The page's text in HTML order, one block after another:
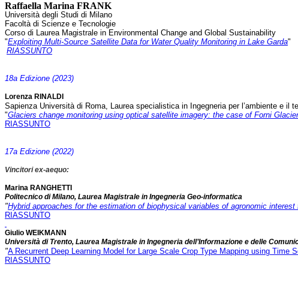
Raffaella Marina FRANK
Università degli Studi di Milano
Facoltà di Scienze e Tecnologie
Corso di Laurea Magistrale in Environmental Change and Global Sustainability
"Exploiting Multi-Source Satellite Data for Water Quality Monitoring in Lake Garda"
RIASSUNTO
18a Edizione (2023)
Lorenza RINALDI
Sapienza Università di Roma, Laurea specialistica in Ingegneria per l’ambiente e il
"Glaciers change monitoring using optical satellite imagery: the case of Forni Glacier
RIASSUNTO
17a Edizione (2022)
Vincitori ex-aequo:
Marina RANGHETTI
Politecnico di Milano, Laurea Magistrale in Ingegneria Geo-informatica
"Hybrid approaches for the estimation of biophysical variables of agronomic
RIASSUNTO
Giulio WEIKMANN
Università di Trento, Laurea Magistrale in Ingegneria dell’Informazione e delle
"A Recurrent Deep Learning Model for Large Scale Crop Type Mapping using Time
RIASSUNTO